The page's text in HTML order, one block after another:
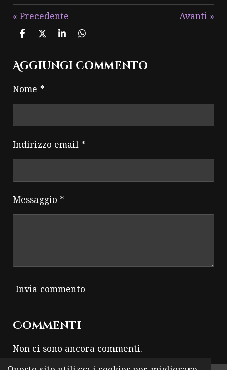
« Precedente Avanti »
C
d
i
i
d
C
d
v
d
C
d
d
C
d
d
Aggiungi commento
Nome *
Indirizzo email *
Messaggio *
Invia commento
Commenti
Non ci sono ancora commenti.